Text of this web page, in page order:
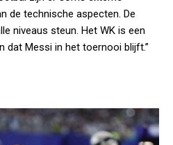
de technische aspecten. De
niveaus steun. Het WK is een
dat Messi in het toernooi blijft.”